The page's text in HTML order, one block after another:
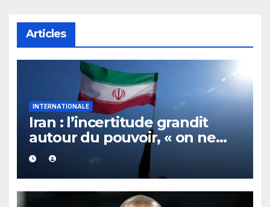
Articles
INTERNATIONALE
Iran : l’incertitude grandit
autour du pouvoir, « on ne
sait plus vraiment qui
gouverne »